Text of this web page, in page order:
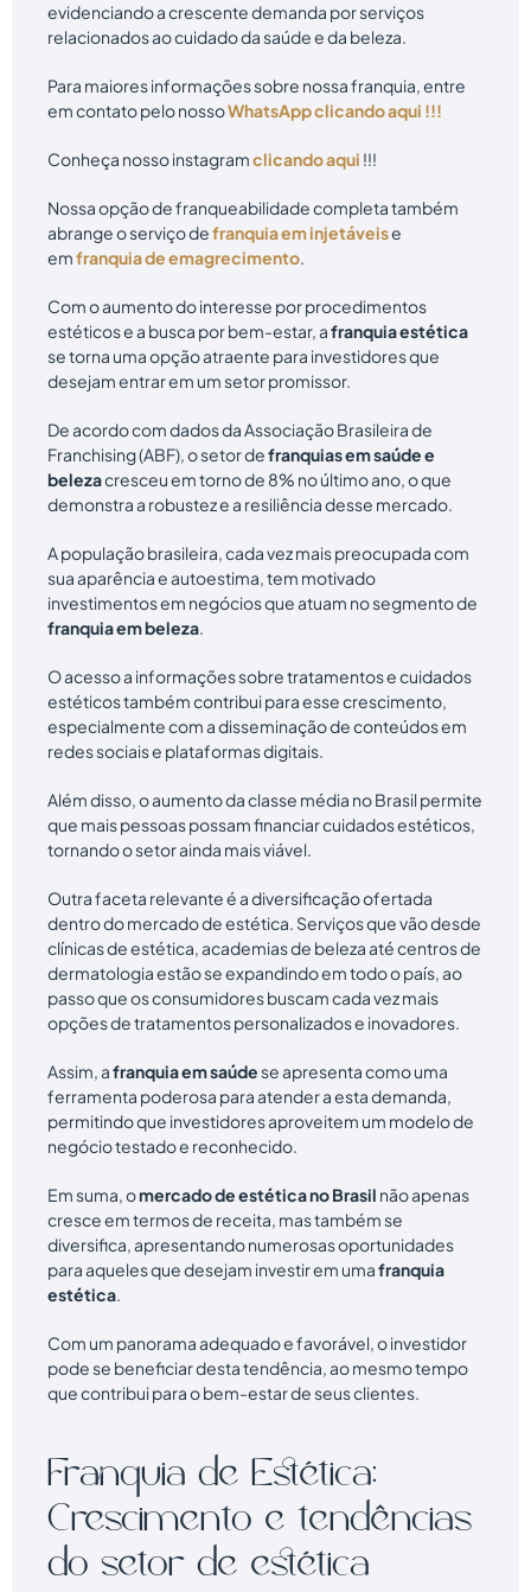
evidenciando a crescente demanda por serviços
relacionados ao cuidado da saúde e da beleza.
Para maiores informações sobre nossa franquia, entre
em contato pelo nossoWhatsApp clicando aqui !!!
Conheça nosso instagramclicando aqui !!!
Nossa opção de franqueabilidade completa também
abrange o serviço defranquia em injetáveise
emfranquia de emagrecimento.
Com o aumento do interesse por procedimentos
estéticos e a busca por bem-estar, afranquia estética
se torna uma opção atraente para investidores que
desejam entrar em um setor promissor.
De acordo com dados da Associação Brasileira de
Franchising (ABF), o setor defranquias em saúde e
belezacresceu em torno de 8% no último ano, o que
demonstra a robustez e a resiliência desse mercado.
A população brasileira, cada vez mais preocupada com
sua aparência e autoestima, tem motivado
investimentos em negócios que atuam no segmento de
franquia em beleza.
O acesso a informações sobre tratamentos e cuidados
estéticos também contribui para esse crescimento,
especialmente com a disseminação de conteúdos em
redes sociais e plataformas digitais.
Além disso, o aumento da classe média no Brasil permite
que mais pessoas possam financiar cuidados estéticos,
tornando o setor ainda mais viável.
Outra faceta relevante é a diversificação ofertada
dentro do mercado de estética. Serviços que vão desde
clínicas de estética, academias de beleza até centros de
dermatologia estão se expandindo em todo o país, ao
passo que os consumidores buscam cada vez mais
opções de tratamentos personalizados e inovadores.
Assim, afranquia em saúdese apresenta como uma
ferramenta poderosa para atender a esta demanda,
permitindo que investidores aproveitem um modelo de
negócio testado e reconhecido.
Em suma, omercado de estética no Brasil não apenas
cresce em termos de receita, mas também se
diversifica, apresentando numerosas oportunidades
para aqueles que desejam investir em umafranquia
estética.
Com um panorama adequado e favorável, o investidor
pode se beneficiar desta tendência, ao mesmo tempo
que contribui para o bem-estar de seus clientes.
Franquia de Estética:
Crescimento e tendências
do setor de estética